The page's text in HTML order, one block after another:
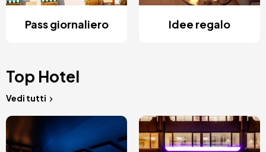
Pass giornaliero Idee regalo
Top Hotel
Vedi tutti
Immagine Immagine